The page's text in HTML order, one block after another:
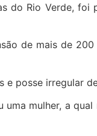
do Rio Verde, foi
de mais de
e posse irregular
mulher, a